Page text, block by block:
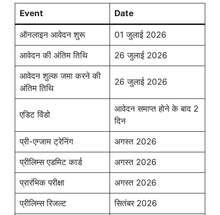
Event Date
ऑनलाइन आवेदन शुरू 01 जुलाई 2026
आवेदन की अंतिम तिथि 26 जुलाई 2026
आवेदन शुल्क जमा करने की
अंतिम तिथि
26 जुलाई 2026
एडिट विंडो
आवेदन समाप्त होने के बाद 2
दिन
प्री-एग्जाम ट्रेनिंग अगस्त 2026
प्रीलिम्स एडमिट कार्ड अगस्त 2026
प्रारंभिक परीक्षा अगस्त 2026
प्रीलिम्स रिजल्ट सितंबर 2026